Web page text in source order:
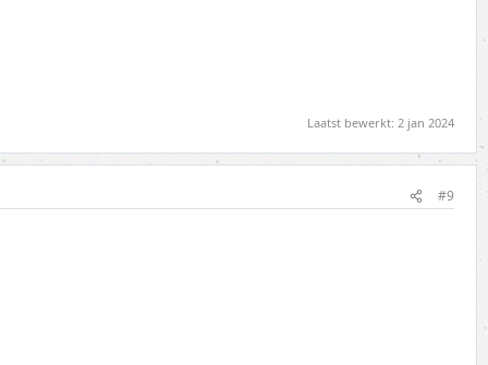
Laatst bewerkt: 2 jan 2024
#9